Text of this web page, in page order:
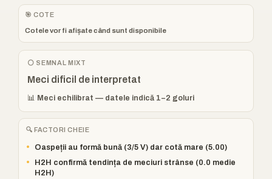
🎯 COTE
Cotele vor fi afișate când sunt disponibile
⚪ SEMNAL MIXT
Meci dificil de interpretat
📊 Meci echilibrat — datele indică 1–2 goluri
🔍 FACTORI CHEIE
•
Oaspeții au formă bună (3/5 V) dar cotă mare (5.00)
•
H2H confirmă tendința de meciuri strânse (0.0 medie
H2H)